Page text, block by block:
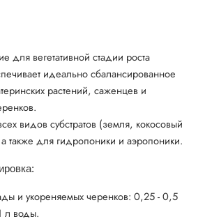
для вегетативной стадии роста
идеально сбалансированное
растений, саженцев и
видов субстратов (земля, кокосовый
а также для гидропоники и аэропоники.
и укореняемых черенков: 0,25 - 0,5
л воды.